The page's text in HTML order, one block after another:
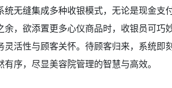
无缝集成多种收银模式，无论是现金支
，欲添置更多心仪商品时，收银员可巧
活性与顾客关怀。待顾客归来，系统即刻
序，尽显美容院管理的智慧与高效。